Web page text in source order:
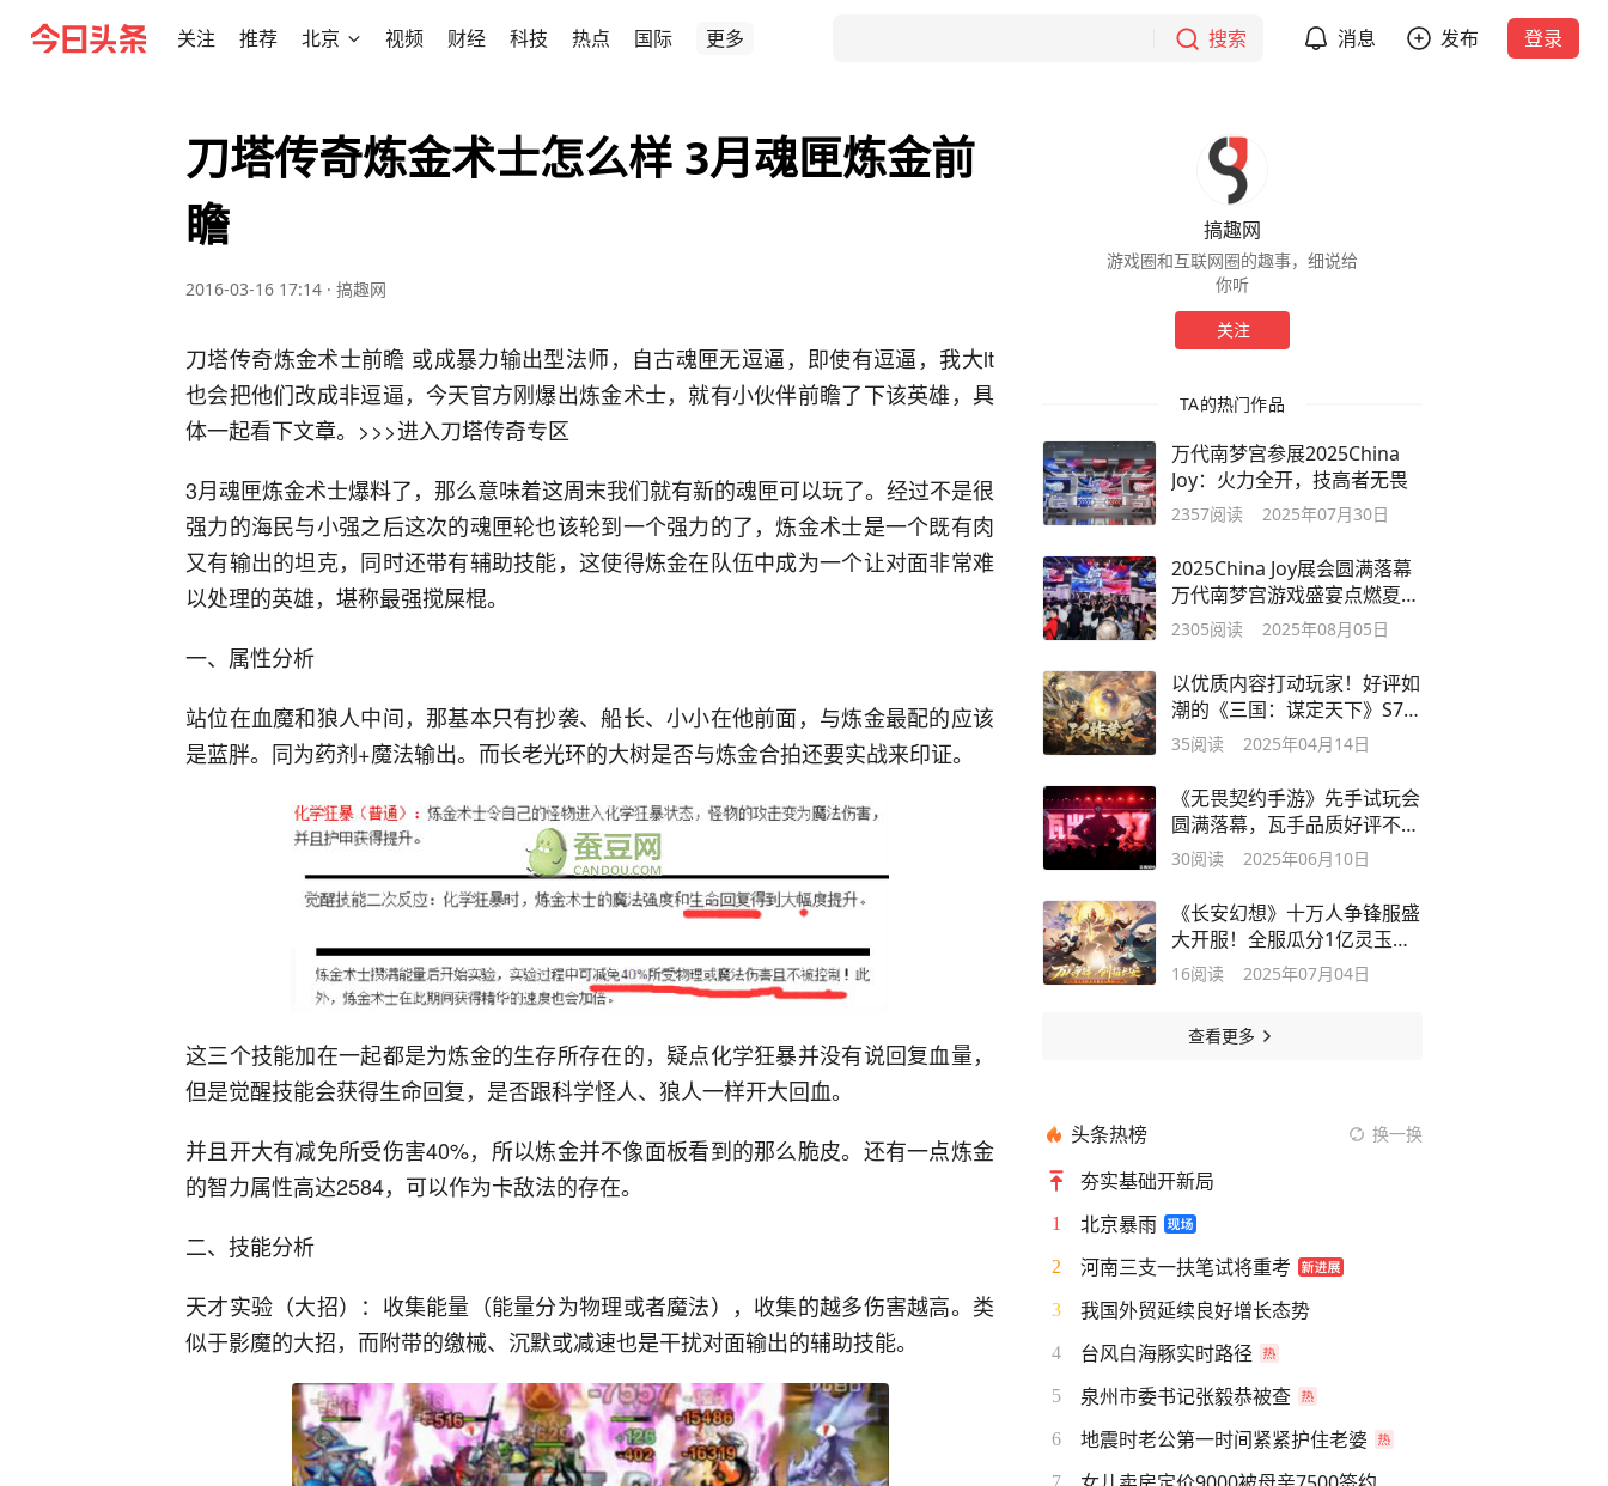
关注 推荐 北京 视频 财经 科技 热点 国际 更多 搜索 消息 发布 登录
刀塔传奇炼金术士怎么样 3月魂匣炼金前
瞻
2016-03-16 17:14 · 搞趣网
刀塔传奇炼金术士前瞻 或成暴力输出型法师，自古魂匣无逗逼，即使有逗逼，我大lt
也会把他们改成非逗逼，今天官方刚爆出炼金术士，就有小伙伴前瞻了下该英雄，具
体一起看下文章。>>>进入刀塔传奇专区
3月魂匣炼金术士爆料了，那么意味着这周末我们就有新的魂匣可以玩了。经过不是很
强力的海民与小强之后这次的魂匣轮也该轮到一个强力的了，炼金术士是一个既有肉
又有输出的坦克，同时还带有辅助技能，这使得炼金在队伍中成为一个让对面非常难
以处理的英雄，堪称最强搅屎棍。
一、属性分析
站位在血魔和狼人中间，那基本只有抄袭、船长、小小在他前面，与炼金最配的应该
是蓝胖。同为药剂+魔法输出。而长老光环的大树是否与炼金合拍还要实战来印证。
这三个技能加在一起都是为炼金的生存所存在的，疑点化学狂暴并没有说回复血量，
但是觉醒技能会获得生命回复，是否跟科学怪人、狼人一样开大回血。
并且开大有减免所受伤害40%，所以炼金并不像面板看到的那么脆皮。还有一点炼金
的智力属性高达2584，可以作为卡敌法的存在。
二、技能分析
天才实验（大招）：收集能量（能量分为物理或者魔法），收集的越多伤害越高。类
似于影魔的大招，而附带的缴械、沉默或减速也是干扰对面输出的辅助技能。
搞趣网
游戏圈和互联网圈的趣事，细说给
你听
关注
TA的热门作品
万代南梦宫参展2025China
Joy：火力全开，技高者无畏
2357阅读 2025年07月30日
2025China Joy展会圆满落幕
万代南梦宫游戏盛宴点燃夏日
激情
2305阅读 2025年08月05日
以优质内容打动玩家！好评如
潮的《三国：谋定天下》S7赛
季已上线
35阅读 2025年04月14日
《无畏契约手游》先手试玩会
圆满落幕，瓦手品质好评不
断！
30阅读 2025年06月10日
《长安幻想》十万人争锋服盛
大开服！全服瓜分1亿灵玉，
热血开战
16阅读 2025年07月04日
查看更多
头条热榜 换一换
夯实基础开新局
1 北京暴雨
2 河南三支一扶笔试将重考
3 我国外贸延续良好增长态势
4 台风白海豚实时路径
5 泉州市委书记张毅恭被查
6 地震时老公第一时间紧紧护住老婆
7